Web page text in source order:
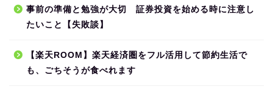
事前の準備と勉強が大切 証券投資を始める時に注意し
たいこと【失敗談】
【楽天ROOM】楽天経済圏をフル活用して節約生活で
も、ごちそうが食べれます